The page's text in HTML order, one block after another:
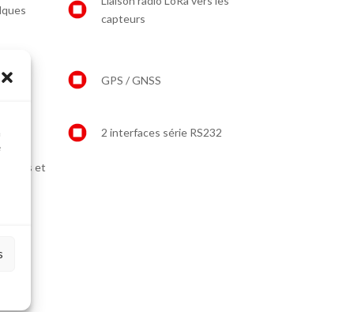
capteurs
5.x GPS / GNSS
2 interfaces série RS232
et